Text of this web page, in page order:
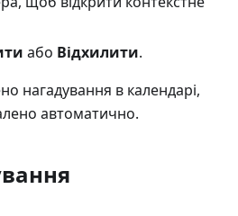
або Відхилити.
нагадування в календарі,
автоматично.